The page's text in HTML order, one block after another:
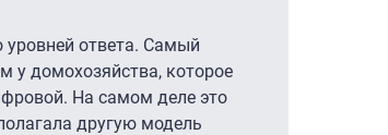
уровней ответа. Самый
у домохозяйства, которое
На самом деле это
другую модель